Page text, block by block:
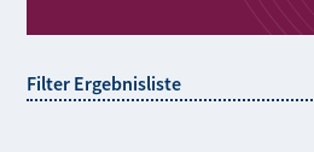
Filter Ergebnisliste